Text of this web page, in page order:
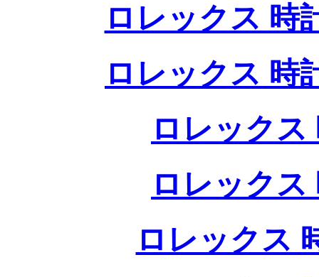
ロレックス 時
ロレックス 時
ロレックス
ロレックス
ロレックス